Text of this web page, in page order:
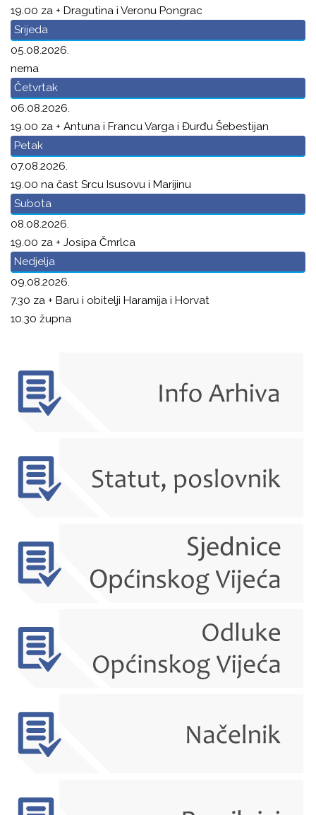
19.00 za + Dragutina i Veronu Pongrac
Srijeda
05.08.2026.
nema
Četvrtak
06.08.2026.
19.00 za + Antuna i Francu Varga i Đurđu Šebestijan
Petak
07.08.2026.
19.00 na čast Srcu Isusovu i Marijinu
Subota
08.08.2026.
19.00 za + Josipa Čmrlca
Nedjelja
09.08.2026.
7.30 za + Baru i obitelji Haramija i Horvat
10.30 župna